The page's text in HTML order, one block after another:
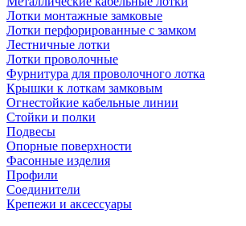
Лотки монтажные замковые
Лотки перфорированные с замком
Лестничные лотки
Лотки проволочные
Фурнитура для проволочного лотка
Крышки к лоткам замковым
Огнестойкие кабельные линии
Стойки и полки
Подвесы
Опорные поверхности
Фасонные изделия
Профили
Соединители
Крепежи и аксессуары